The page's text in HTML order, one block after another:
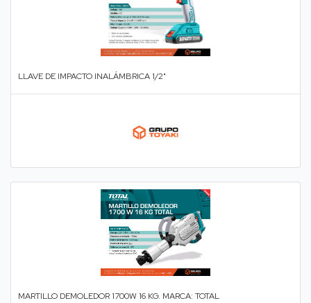
LLAVE DE IMPACTO INALÁMBRICA 1/2"
MARTILLO DEMOLEDOR 1700W 16 KG. MARCA: TOTAL